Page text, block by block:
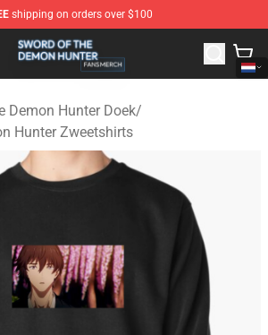
shipping on orders over $100
Demon Hunter Shop - Official Sword Of
Demon Hunter Doek/
Hunter Zweetshirts